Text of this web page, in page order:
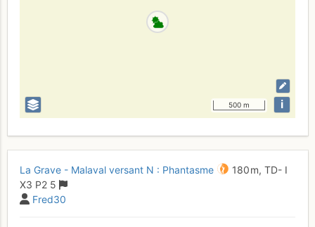
500 m i
La Grave - Malaval versant N : Phantasme 180 m, TD- I
X3 P2 5
Fred30